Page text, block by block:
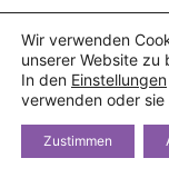
Wir verwenden
unserer Website zu
In den Einstellungen
verwenden oder sie
Zustimmen